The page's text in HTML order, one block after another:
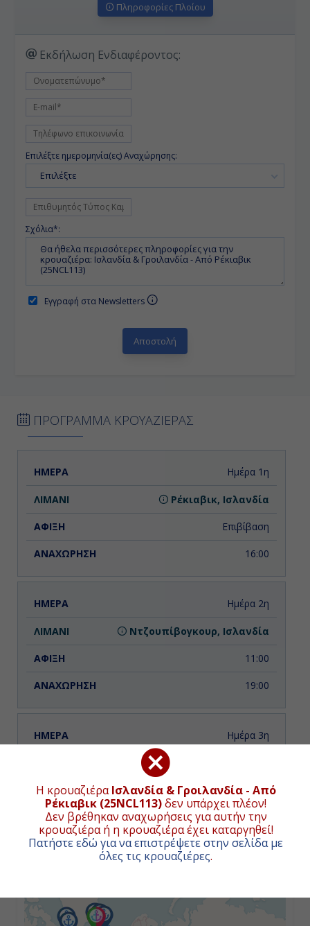
Η κρουαζιέραΙσλανδία & Γροιλανδία - Από
Ρέκιαβικ (25NCL113)δεν υπάρχει πλέον!
Δεν βρέθηκαν αναχωρήσεις για αυτήν την
κρουαζιέρα ή η κρουαζιέρα έχει καταργηθεί!
Πατήστε εδώ για να επιστρέψετε στην σελίδα με
όλες τις κρουαζιέρες.
Πληροφορίες Πλοίου
Εκδήλωση Ενδιαφέροντος:
Επιλέξτε ημερομηνία(ες) Αναχώρησης:
Επιλέξτε
Σχόλια*:
Εγγραφή στα Newsletters
ΠΡΟΓΡΑΜΜΑ ΚΡΟΥΑΖΙΕΡΑΣ
ΗΜΕΡΑ ΑΝΑΧΩΡΗΣΗ
Ημέρα 1η
Ρέκιαβικ, Ισλανδία
Επιβίβαση
16:00
Ημέρα 2η
Ντζουπίβογκουρ, Ισλανδία
11:00
19:00
Ημέρα 3η
Ακουρέϊρι, Ισλανδία
10:00
20:00
ΧΑΡΤΗΣ ΚΡΟΥΑΖΙΕΡΑΣ
Συνολική απόσταση κρουαζιέρας:3119ναυτικά μίλια
(5777χλμ.)
+